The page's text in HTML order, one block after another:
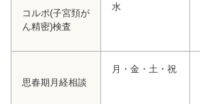
コルポ(子宮頚が
ん精密)検査
水
思春期月経相談
月・金・土・祝